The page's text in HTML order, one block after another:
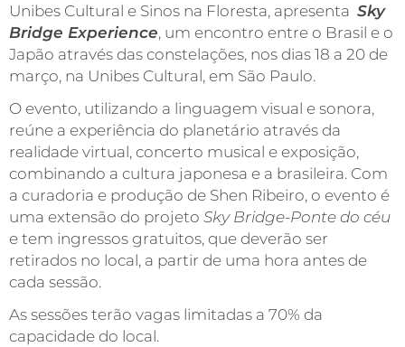
Unibes Cultural e Sinos na Floresta, apresenta Sky
Bridge Experience, um encontro entre o Brasil e o
Japão através das constelações, nos dias 18 a 20 de
março, na Unibes Cultural, em São Paulo.
O evento, utilizando a linguagem visual e sonora,
reúne a experiência do planetário através da
realidade virtual, concerto musical e exposição,
combinando a cultura japonesa e a brasileira. Com
a curadoria e produção de Shen Ribeiro, o evento é
uma extensão do projeto Sky Bridge-Ponte do céu
e tem ingressos gratuitos, que deverão ser
retirados no local, a partir de uma hora antes de
cada sessão.
As sessões terão vagas limitadas a 70% da
capacidade do local.